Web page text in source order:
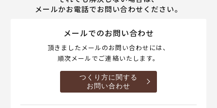
メールかお電話でお問い合わせください。
メールでのお問い合わせ
頂きましたメールのお問い合わせには、
順次メールでご連絡いたします。
つくり方に関する
お問い合わせ